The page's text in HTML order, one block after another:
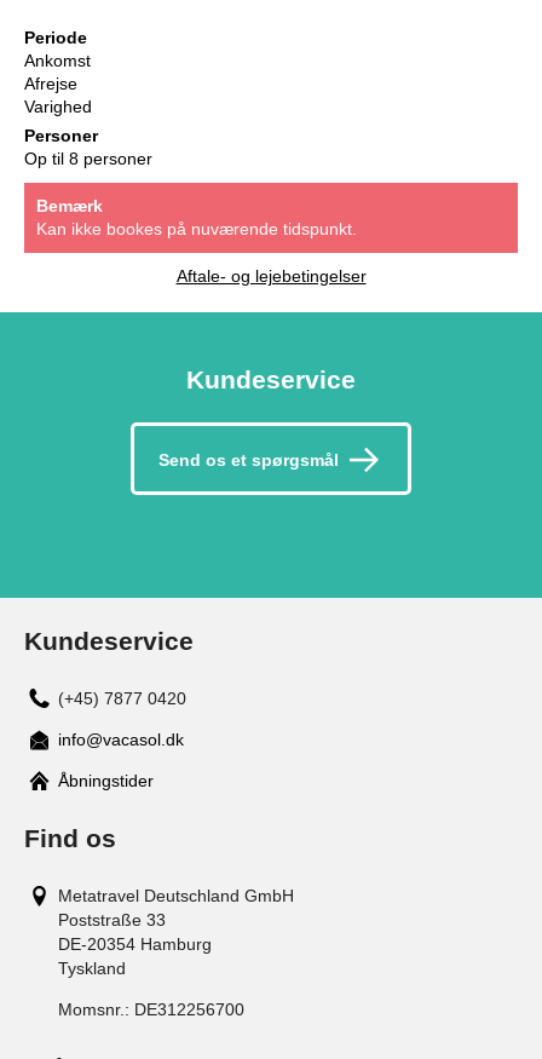
Periode
Ankomst
Afrejse
Varighed
Personer
Op til 8 personer
Bemærk
Kan ikke bookes på nuværende tidspunkt.
Aftale- og lejebetingelser
Kundeservice
Send os et spørgsmål
Kundeservice
(+45) 7877 0420
info@vacasol.dk
Åbningstider
Find os
Metatravel Deutschland GmbH
Poststraße 33
DE-20354 Hamburg
Tyskland
Momsnr.: DE312256700